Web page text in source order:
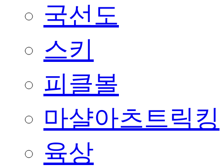
국선도
스키
피클볼
마샬아츠트릭킹
육상